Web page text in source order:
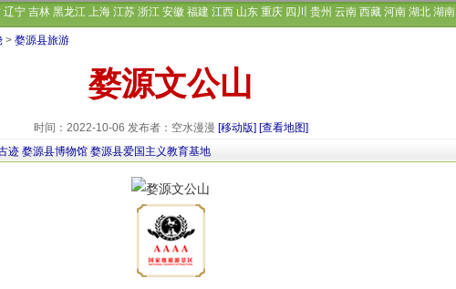
辽宁 吉林 黑龙江 上海 江苏 浙江 安徽 福建 江西 山东 重庆 四川 贵州 云南 西藏 河南 湖北 湖南
> 婺源县旅游
婺源文公山
时间：2022-10-06 发布者：空水漫漫 [移动版] [查看地图]
迹 婺源县博物馆 婺源县爱国主义教育基地